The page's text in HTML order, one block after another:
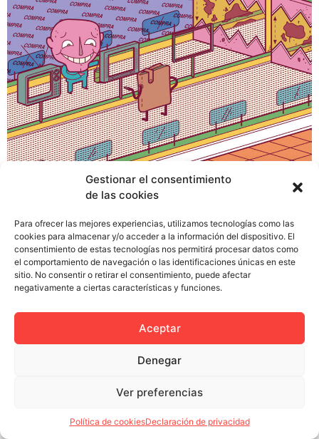
Gestionar el consentimiento
de las cookies
Para ofrecer las mejores experiencias, utilizamos tecnologías como las
cookies para almacenar y/o acceder a la información del dispositivo. El
consentimiento de estas tecnologías nos permitirá procesar datos como
el comportamiento de navegación o las identificaciones únicas en este
sitio. No consentir o retirar el consentimiento, puede afectar
negativamente a ciertas características y funciones.
Aceptar
Denegar
Ver preferencias
Política de cookiesDeclaración de privacidad
¿Cómo se puede pasar de un erótico malentendido a
confesar a toda España tu problema con las
bastante sencillo! …pero no van por ahí los tiros. Me
refiero a una actriz española. Seguro que sabéis cuál es.
Yo la recuerdo perfectamente de aquel anuncio de café
instantáneo que se […]
Colectivo Miga © 2023